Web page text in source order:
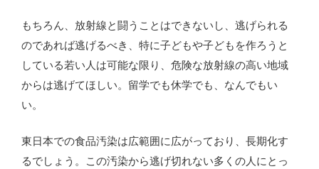
もちろん、放射線と闘うことはできないし、逃げられる
のであれば逃げるべき、特に子どもや子どもを作ろうと
している若い人は可能な限り、危険な放射線の高い地域
からは逃げてほしい。留学でも休学でも、なんでもい
い。
東日本での食品汚染は広範囲に広がっており、長期化す
るでしょう。この汚染から逃げ切れない多くの人にとっ